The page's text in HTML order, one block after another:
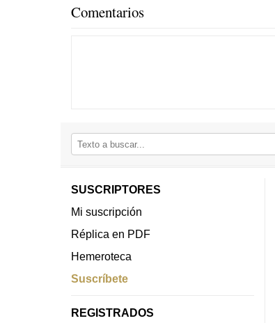
Comentarios
SUSCRIPTORES
Mi suscripción
Réplica en PDF
Hemeroteca
Suscríbete
REGISTRADOS